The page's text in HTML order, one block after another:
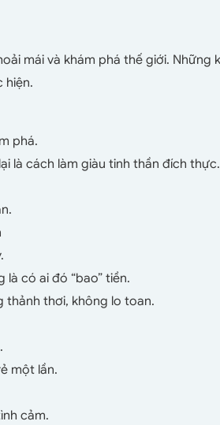
mái và khám phá thế giới. Những
hiện.
phá.
là cách làm giàu tinh thần đích thực.
có ai đó “bao” tiền.
thảnh thơi, không lo toan.
một lần.
cảm.